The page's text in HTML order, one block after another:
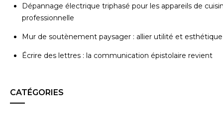
Dépannage électrique triphasé pour les appareils de
professionnelle
Mur de soutènement paysager : allier utilité et esthétique
Écrire des lettres : la communication épistolaire revient
CATÉGORIES